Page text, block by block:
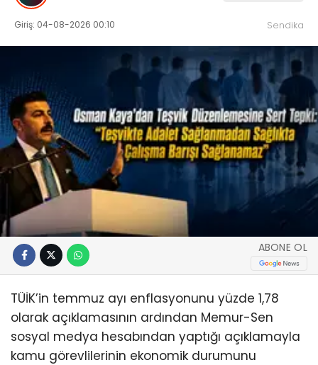
Giriş: 04-08-2026 00:10 Sendika
ABONE OL
TÜİK’in temmuz ayı enflasyonunu yüzde 1,78
olarak açıklamasının ardından Memur-Sen
sosyal medya hesabından yaptığı açıklamayla
kamu görevlilerinin ekonomik durumunu